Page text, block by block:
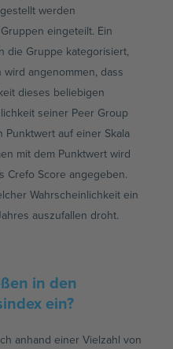
werden
eingeteilt. Ein
die Gruppe kategorisiert,
angenommen, dass
dieses beliebigen
seiner Peer Group
auf einer Skala
mit dem Punktwert wird
Crefo Score angegeben.
Wahrscheinlichkeit ein
auszufallen droht.
in den
ein?
anhand einer Vielzahl von